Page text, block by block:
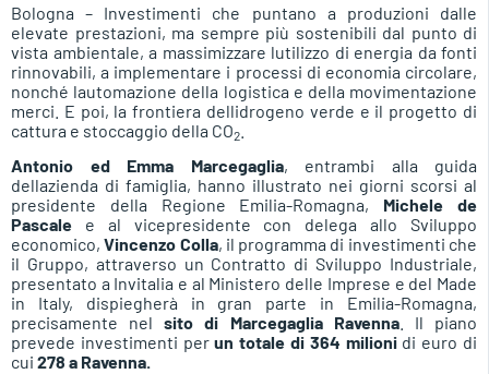
Bologna – Investimenti che puntano a produzioni dalle
elevate prestazioni, ma sempre più sostenibili dal punto di
vista ambientale, a massimizzare lutilizzo di energia da fonti
rinnovabili, a implementare i processi di economia circolare,
nonché lautomazione della logistica e della movimentazione
merci. E poi, la frontiera dellidrogeno verde e il progetto di
cattura e stoccaggio della CO2
Antonio ed Emma Marcegaglia, entrambi alla guida
dellazienda di famiglia, hanno illustrato nei giorni scorsi al
presidente della Regione Emilia-Romagna, Michele de
Pascale e al vicepresidente con delega allo Sviluppo
economico,Vincenzo Colla, il programma di investimenti che
il Gruppo, attraverso un Contratto di Sviluppo Industriale,
presentato a Invitalia e al Ministero delle Imprese e del Made
in Italy, dispiegherà in gran parte in Emilia-Romagna,
precisamente nelsito di Marcegaglia Ravenna. Il piano
prevede investimenti perun totale di 364 milionidi euro di
cui 278 a Ravenna.